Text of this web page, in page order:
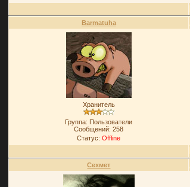
Barmatuha
Хранитель
Группа: Пользователи
Сообщений:258
Статус:Offline
Сехмет